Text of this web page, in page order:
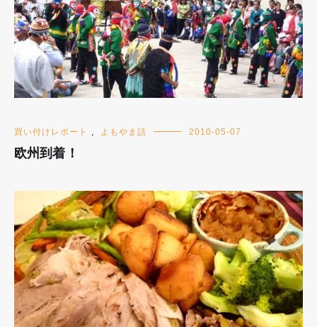
買い付けレポート , よもやま話 2010-05-07
欧州到着！